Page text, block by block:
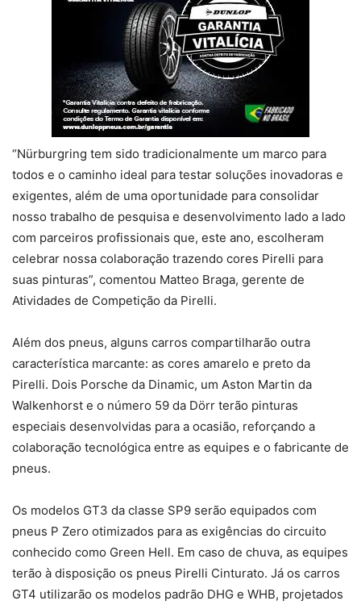
“Nürburgring tem sido tradicionalmente um marco para
todos e o caminho ideal para testar soluções inovadoras e
exigentes, além de uma oportunidade para consolidar
nosso trabalho de pesquisa e desenvolvimento lado a lado
com parceiros profissionais que, este ano, escolheram
celebrar nossa colaboração trazendo cores Pirelli para
suas pinturas”, comentou Matteo Braga, gerente de
Atividades de Competição da Pirelli.
Além dos pneus, alguns carros compartilharão outra
característica marcante: as cores amarelo e preto da
Pirelli. Dois Porsche da Dinamic, um Aston Martin da
Walkenhorst e o número 59 da Dörr terão pinturas
especiais desenvolvidas para a ocasião, reforçando a
colaboração tecnológica entre as equipes e o fabricante de
pneus.
Os modelos GT3 da classe SP9 serão equipados com
pneus P Zero otimizados para as exigências do circuito
conhecido como Green Hell. Em caso de chuva, as equipes
terão à disposição os pneus Pirelli Cinturato. Já os carros
GT4 utilizarão os modelos padrão DHG e WHB, projetados